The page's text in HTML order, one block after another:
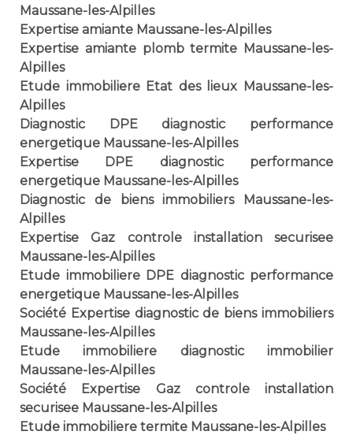
Maussane-les-Alpilles
Expertise amiante Maussane-les-Alpilles
Expertise amiante plomb termite Maussane-les-
Alpilles
Etude immobiliere Etat des lieux Maussane-les-
Alpilles
Diagnostic DPE diagnostic performance
energetique Maussane-les-Alpilles
Expertise DPE diagnostic performance
energetique Maussane-les-Alpilles
Diagnostic de biens immobiliers Maussane-les-
Alpilles
Expertise Gaz controle installation securisee
Maussane-les-Alpilles
Etude immobiliere DPE diagnostic performance
energetique Maussane-les-Alpilles
Société Expertise diagnostic de biens immobiliers
Maussane-les-Alpilles
Etude immobiliere diagnostic immobilier
Maussane-les-Alpilles
Société Expertise Gaz controle installation
securisee Maussane-les-Alpilles
Etude immobiliere termite Maussane-les-Alpilles